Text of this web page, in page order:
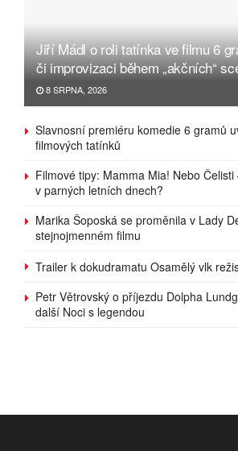
Jiří Mádl o roli tatínka ve filmu 6
či improvizaci během „akčních“
8 SRPNA, 2026
Slavnosní premiéru komedie 6 gramů
filmových tatínků
Filmové tipy: Mamma Mia! Nebo
v parných letních dnech?
Marika Šoposká se proměnila v Lady
stejnojmenném filmu
Trailer k dokudramatu Osamělý vlk
Petr Větrovský o příjezdu Dolpha
další Noci s legendou